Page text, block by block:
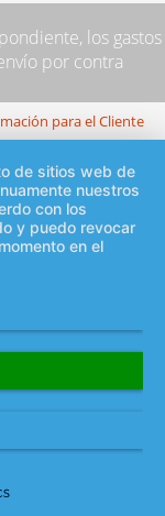
los gastos
por contra
para el Cliente
de sitios web de
nuestros
con los
y puedo revocar
en el